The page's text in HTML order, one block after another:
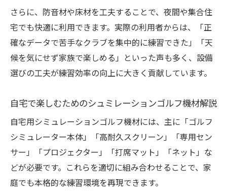
さらに、防音材や床材を工夫することで、夜間や集合住
宅でも快適に利用できます。実際の利用者からは、「正
確なデータで苦手なクラブを集中的に練習できた」「天
候を気にせず家族で楽しめる」といった声も多く、設備
選びの工夫が練習効率の向上に大きく貢献しています。
自宅で楽しむためのシュミレーションゴルフ機材解説
自宅用シミュレーションゴルフ機材には、主に「ゴルフ
シミュレーター本体」「高耐久スクリーン」「専用セン
サー」「プロジェクター」「打席マット」「ネット」な
どが必要です。これらを適切に組み合わせることで、家
庭でも本格的な練習環境を再現できます。